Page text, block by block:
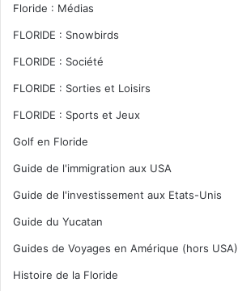
Floride : Médias
FLORIDE : Snowbirds
FLORIDE : Société
FLORIDE : Sorties et Loisirs
FLORIDE : Sports et Jeux
Golf en Floride
Guide de l'immigration aux USA
Guide de l'investissement aux Etats-Unis
Guide du Yucatan
Guides de Voyages en Amérique (hors USA)
Histoire de la Floride